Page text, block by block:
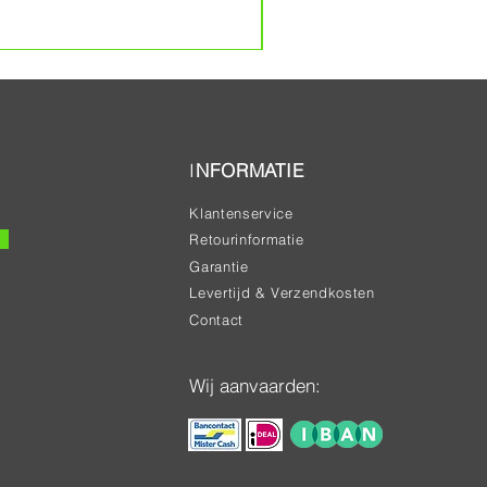
INFORMATIE
Klantenservice
Retourinformatie
Garantie
Levertijd & Verzendkosten
Contact
Wij aanvaarden: